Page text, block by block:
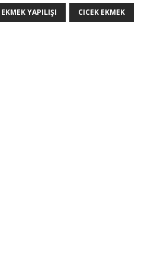
EKMEK YAPILIŞI CICEK EKMEK